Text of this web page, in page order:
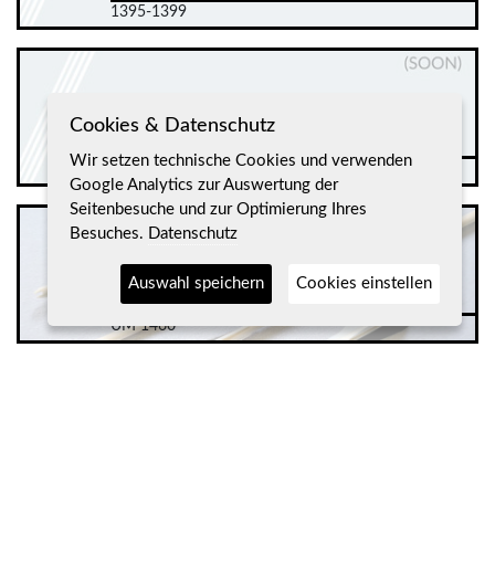
1395-1399
VOR 1437
VAN DER WEYDEN
UM 1460
Cookies & Datenschutz
Wir setzen technische Cookies und verwenden
Google Analytics zur Auswertung der
Seitenbesuche und zur Optimierung Ihres
Besuches. Datenschutz
Auswahl speichern Cookies einstellen